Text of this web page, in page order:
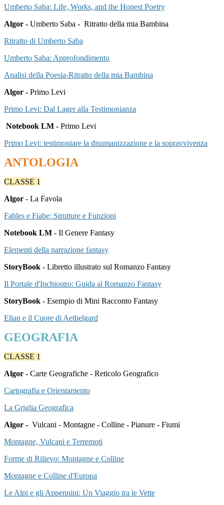
Umberto Saba: Life, Works, and the Honest Poetry
Algor - Umberto Saba - Ritratto della mia Bambina
Ritratto di Umberto Saba
Umberto Saba: Approfondimento
Analisi della Poesia-Ritratto della mia Bambina
Algor - Primo Levi
Primo Levi: Dal Lager alla Testimonianza
Notebook LM - Primo Levi
Primo Levi: testimoniare la disumanizzazione e la sopravvivenza
ANTOLOGIA
CLASSE 1
Algor - La Favola
Fables e Fiabe: Strutture e Funzioni
Notebook LM - Il Genere Fantasy
Elementi della narrazione fantasy
StoryBook - Libretto illustrato sul Romanzo Fantasy
Il Portale d'Inchiostro: Guida al Romanzo Fantasy
StoryBook - Esempio di Mini Racconto Fantasy
Elian e il Cuore di Aethelgard
GEOGRAFIA
CLASSE 1
Algor - Carte Geografiche - Reticolo Geografico
Cartografia e Orientamento
La Griglia Geografica
Algor - Vulcani - Montagne - Colline - Pianure - Fiumi
Montagne, Vulcani e Terremoti
Forme di Rilievo: Montagne e Colline
Montagne e Colline d'Europa
Le Alpi e gli Appennini: Un Viaggio tra le Vette